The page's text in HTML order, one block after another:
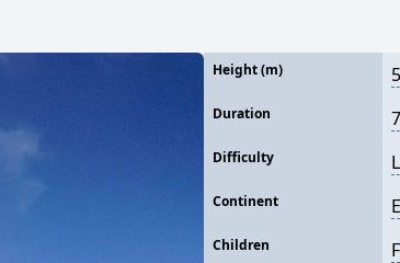
Height (m)
Duration
Difficulty
Continent
Children